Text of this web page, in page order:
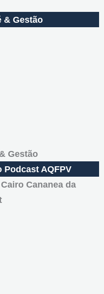
& Gestão
Gestão
Podcast AQFPV
Cananea da